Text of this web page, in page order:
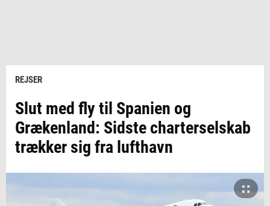
REJSER
Slut med fly til Spanien og
Grækenland: Sidste charterselskab
trækker sig fra lufthavn